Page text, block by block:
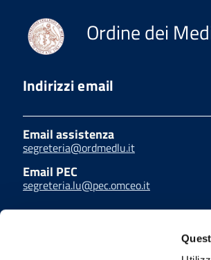
Ordine dei
Indirizzi email
Email assistenza
segreteria@ordmedlu.it
Email PEC
segreteria.lu@pec.omceo.it